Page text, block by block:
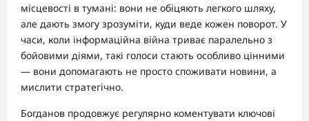
місцевості в тумані: вони не обіцяють легкого шляху,
але дають змогу зрозуміти, куди веде кожен поворот. У
часи, коли інформаційна війна триває паралельно з
бойовими діями, такі голоси стають особливо цінними
— вони допомагають не просто споживати новини, а
мислити стратегічно.
Богданов продовжує регулярно коментувати ключові